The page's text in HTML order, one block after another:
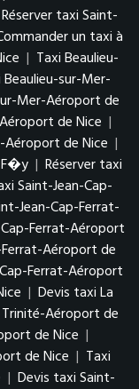
Réserver taxi Saint-
un taxi à
| Taxi Beaulieu-
sur-Mer-
Mer-Aéroport de
de Nice |
Aéroport de Nice |
| Réserver taxi
Saint-Jean-Cap-
Jean-Cap-Ferrat-
Ferrat-Aéroport
Aéroport de
Ferrat-Aéroport
| Devis taxi La
Aéroport de
de Nice |
de Nice | Taxi
| Devis taxi Saint-